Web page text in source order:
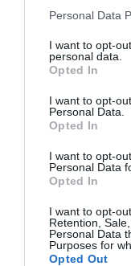
Please note that
not limited to your
grant or deny
use your data for
consent section.
Personal Data
I want to opt-
personal data.
Opted In
I want to opt-
Personal Data.
Opted In
I want to opt-
Personal Data
Opted In
I want to opt-
Retention,
Personal Data
Purposes for
Opted Out
Οι αξιωματικοί
προανάκρισης
συμπλοκή το
πυροδοτήθηκε
κάποιο γραπτό
Σύμφωνα με
του,
πλήγματα με